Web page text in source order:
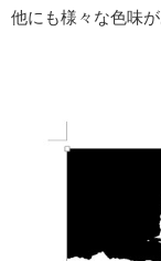
他にも様々な色味